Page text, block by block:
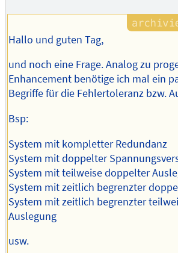
Autors
Hallo und guten Tag,
und noch eine Frage. Analog zu
Enhancement benötige ich mal ein
Begriffe für die Fehlertoleranz bzw.
Bsp:
System mit kompletter Redundanz
System mit doppelter
System mit teilweise doppelter
System mit zeitlich begrenzter
System mit zeitlich begrenzter
Auslegung
usw.